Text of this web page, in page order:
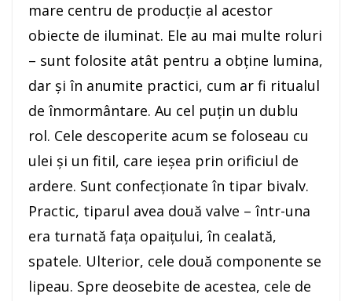
mare centru de producţie al acestor
obiecte de iluminat. Ele au mai multe roluri
– sunt folosite atât pentru a obţine lumina,
dar şi în anumite practici, cum ar fi ritualul
de înmormântare. Au cel puţin un dublu
rol. Cele descoperite acum se foloseau cu
ulei şi un fitil, care ieşea prin orificiul de
ardere. Sunt confecţionate în tipar bivalv.
Practic, tiparul avea două valve – într-una
era turnată faţa opaiţului, în cealată,
spatele. Ulterior, cele două componente se
lipeau. Spre deosebite de acestea, cele de